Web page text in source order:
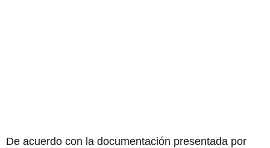
De acuerdo con la documentación presentada por